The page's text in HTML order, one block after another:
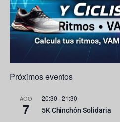
n
el
Próximos eventos
AGO
7
20:30 -21:30
5K Chinchón Solidaria